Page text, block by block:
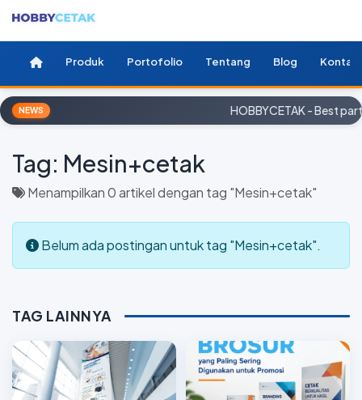
Produk Portofolio Tentang Blog Kontak
NEWS HOBBYCETAK - Best
Tag: Mesin+cetak
Menampilkan 0 artikel dengan tag "Mesin+cetak"
Belum ada postingan untuk tag "Mesin+cetak".
TAG LAINNYA